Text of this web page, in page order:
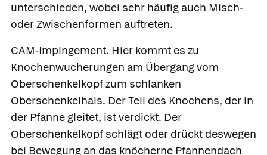
unterschieden, wobei sehr häufig auch Misch-
oder Zwischenformen auftreten.
CAM-Impingement. Hier kommt es zu
Knochenwucherungen am Übergang vom
Oberschenkelkopf zum schlanken
Oberschenkelhals. Der Teil des Knochens, der in
der Pfanne gleitet, ist verdickt. Der
Oberschenkelkopf schlägt oder drückt deswegen
bei Bewegung an das knöcherne Pfannendach